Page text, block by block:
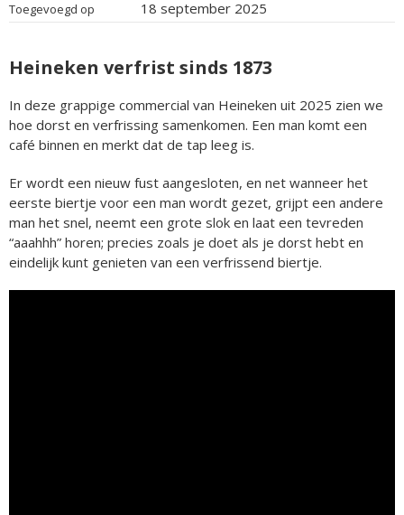
Toegevoegd op 18 september 2025
Heineken verfrist sinds 1873
In deze grappige commercial van Heineken uit 2025 zien we
hoe dorst en verfrissing samenkomen. Een man komt een
café binnen en merkt dat de tap leeg is.
Er wordt een nieuw fust aangesloten, en net wanneer het
eerste biertje voor een man wordt gezet, grijpt een andere
man het snel, neemt een grote slok en laat een tevreden
“aaahhh” horen; precies zoals je doet als je dorst hebt en
eindelijk kunt genieten van een verfrissend biertje.